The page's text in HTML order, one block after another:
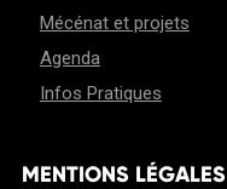
Mécénat et projets
Agenda
Infos Pratiques
MENTIONS LÉGALES